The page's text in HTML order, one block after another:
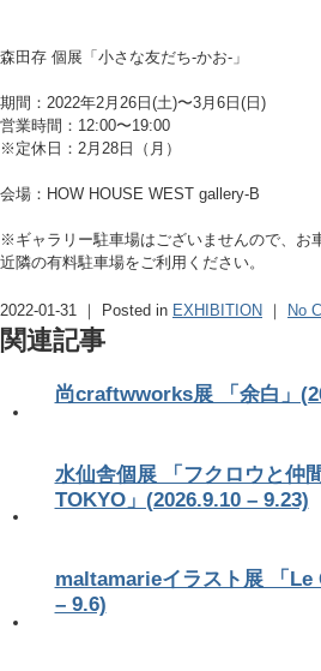
森田存 個展「小さな友だち-かお-」
期間：2022年2月26日(土)〜3月6日(日)
営業時間：12:00〜19:00
※定休日：2月28日（月）
会場：HOW HOUSE WEST gallery-B
※ギャラリー駐車場はございませんので、お
近隣の有料駐車場をご利用ください。
2022-01-31 ｜ Posted in EXHIBITION ｜ No
関連記事
尚craftwworks展 「余白」
水仙舎個展 「フクロウと仲
TOKYO」(2026.9.10 – 9.23)
maltamarieイラスト展 「Le
– 9.6)